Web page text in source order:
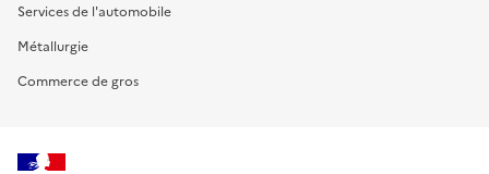
Services de l'automobile
Métallurgie
Commerce de gros